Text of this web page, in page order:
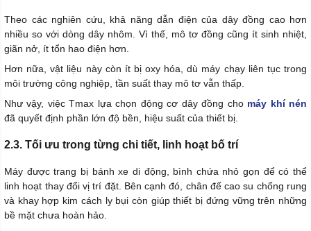
Theo các nghiên cứu, khả năng dẫn điện của dây đồng cao hơn
nhiều so với dòng dây nhôm. Vì thế, mô tơ đồng cũng ít sinh nhiệt,
giãn nở, ít tổn hao điện hơn.
Hơn nữa, vật liệu này còn ít bị oxy hóa, dù máy chạy liên tục trong
môi trường công nghiệp, tần suất thay mô tơ vẫn thấp.
Như vậy, việc Tmax lựa chọn động cơ dây đồng cho máy khí nén
đã quyết định phần lớn độ bền, hiệu suất của thiết bị.
2.3. Tối ưu trong từng chi tiết, linh hoạt bố trí
Máy được trang bị bánh xe di động, bình chứa nhỏ gọn để có thể
linh hoạt thay đổi vị trí đặt. Bên cạnh đó, chân đế cao su chống rung
và khay hợp kim cách ly bụi còn giúp thiết bị đứng vững trên những
bề mặt chưa hoàn hảo.